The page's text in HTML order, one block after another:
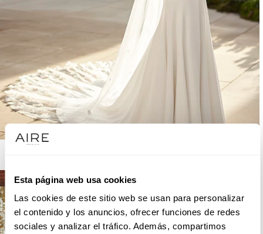
Esta página web usa cookies
Las cookies de este sitio web se usan para personalizar
el contenido y los anuncios, ofrecer funciones de redes
sociales y analizar el tráfico. Además, compartimos